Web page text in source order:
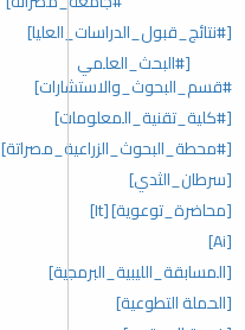
[#نتائج_قبول_الدراسات_العليا]
[#البحث_العلمي
#قسم_البحوث_والاستشارات]
[#كلية_تقنية_المعلومات]
[#محطة_البحوث_الزراعية_مصراتة]
[سرطان_الثدي]
[محاضرة_توعوية][It]
[Ai]
[المسابقة_الليبية_البرمجية]
[الحملة التطوعية]